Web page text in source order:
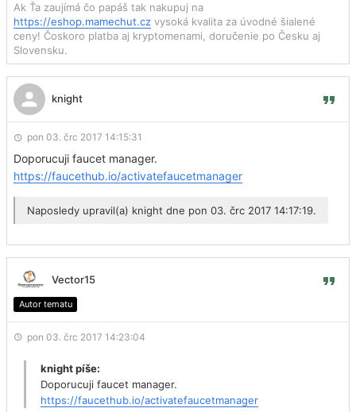
Ak Ťa zaujímá čo papáš tak nakupuj na
https://eshop.mamechut.cz vysoká kvalita za úvodné šialené
ceny! Čoskoro platba aj kryptomenami, doručenie po Česku aj
Slovensku.
knight
pon 03. črc 2017 14:15:31
Doporucuji faucet manager.
https://faucethub.io/activatefaucetmanager
Naposledy upravil(a) knight dne pon 03. črc 2017 14:17:19.
Vector15
Autor tematu
pon 03. črc 2017 14:23:04
knight píše:
Doporucuji faucet manager.
https://faucethub.io/activatefaucetmanager